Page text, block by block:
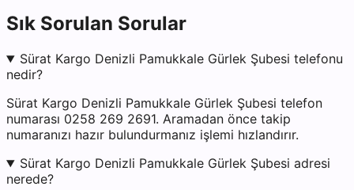
Sık Sorulan Sorular
Sürat Kargo Denizli Pamukkale Gürlek Şubesi telefonu
nedir?
Sürat Kargo Denizli Pamukkale Gürlek Şubesi telefon
numarası 0258 269 2691. Aramadan önce takip
numaranızı hazır bulundurmanız işlemi hızlandırır.
Sürat Kargo Denizli Pamukkale Gürlek Şubesi adresi
nerede?